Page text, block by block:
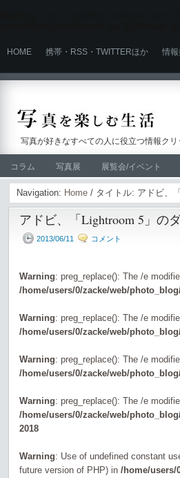
HOME 携帯・RSS・TWITTERほか 情
写真が好きなすべての人に役立つ情報ク
コラム 写真展 展覧会/イベント
Navigation: Home / タイトル: アドビ、
アドビ、「Lightroom 5」の
2013/06/11 コメント
Warning: preg_replace(): The /e
/home/users/0/zacke/web/
Warning: preg_replace(): The /e
/home/users/0/zacke/web/
Warning: preg_replace(): The /e
/home/users/0/zacke/web/
Warning: preg_replace(): The /e
/home/users/0/zacke/web/
2018
Warning: Use of undefined constant
future version of PHP) in /home/users/